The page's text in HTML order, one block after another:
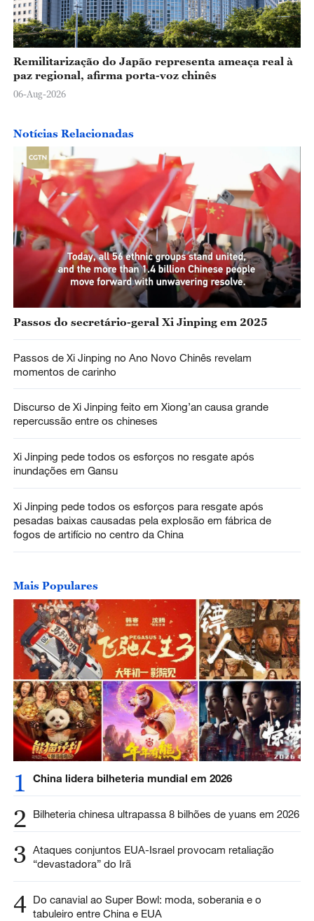
Remilitarização do Japão representa ameaça real à
paz regional, afirma porta-voz chinês
06-Aug-2026
Notícias Relacionadas
Passos do secretário-geral Xi Jinping em 2025
Passos de Xi Jinping no Ano Novo Chinês revelam
momentos de carinho
Discurso de Xi Jinping feito em Xiong’an causa grande
repercussão entre os chineses
Xi Jinping pede todos os esforços no resgate após
inundações em Gansu
Xi Jinping pede todos os esforços para resgate após
pesadas baixas causadas pela explosão em fábrica de
fogos de artifício no centro da China
Mais Populares
1 China lidera bilheteria mundial em 2026
2 Bilheteria chinesa ultrapassa 8 bilhões de yuans em 2026
3 Ataques conjuntos EUA-Israel provocam retaliação
“devastadora” do Irã
4 Do canavial ao Super Bowl: moda, soberania e o
tabuleiro entre China e EUA